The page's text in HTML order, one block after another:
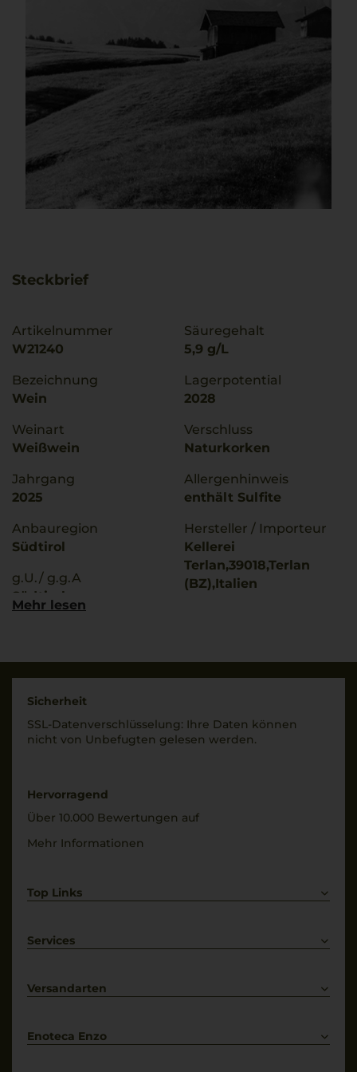
Steckbrief
Artikelnummer
W21240
Bezeichnung
Wein
Weinart
Weißwein
Jahrgang
2025
Anbauregion
Südtirol
g.U./ g.g.A
Südtirol
Trinktemperatur
8 °C
Alkoholgehalt
13 % Vol.
1,7 g/L
Säuregehalt
5,9 g/L
Lagerpotential
2028
Verschluss
Naturkorken
Allergenhinweis
enthält Sulfite
Hersteller / Importeur
Kellerei
Terlan,39018,Terlan
(BZ),Italien
Füllmenge
0,75 L
trocken
Mehr lesen
Sicherheit
SSL-Daten­verschlüs­selung: Ihre Daten können
nicht von Unbe­fugten gelesen werden.
Hervorragend
Über 10.000 Bewertungen auf
Mehr Informationen
Top Links
Weißwein
Services
Kontakt
Versandarten
Enoteca Enzo